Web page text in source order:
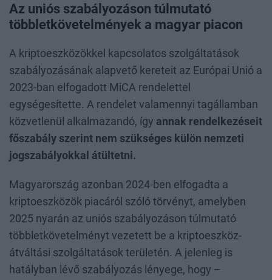
Az uniós szabályozáson túlmutató
többletkövetelmények a magyar piacon
A kriptoeszközökkel kapcsolatos szolgáltatások
szabályozásának alapvető kereteit az Európai Unió a
2023-ban elfogadott MiCA rendelettel
egységesítette. A rendelet valamennyi tagállamban
közvetlenül alkalmazandó, így annak rendelkezéseit
főszabály szerint nem szükséges külön nemzeti
jogszabályokkal átültetni.
Magyarország azonban 2024-ben elfogadta a
kriptoeszközök piacáról szóló törvényt, amelyben
2025 nyarán az uniós szabályozáson túlmutató
többletkövetelményt vezetett be a kriptoeszköz-
átváltási szolgáltatások területén. A jelenleg is
hatályban lévő szabályozás lényege, hogy –